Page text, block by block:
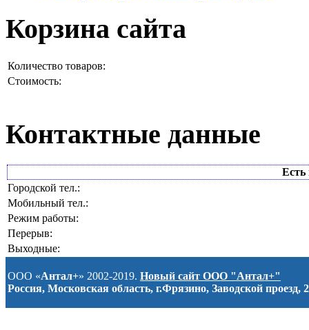
Корзина сайта
Количество товаров:
Стоимость:
Контактные данные
Есть
Городской тел.:
Мобильный тел.:
Режим работы:
Перерыв:
Выходные:
ООО «Антал+» 2002-2019. Новый сайт ООО "Антал+"
Россия, Московская область, г.Фрязино, Заводской проезд, 2